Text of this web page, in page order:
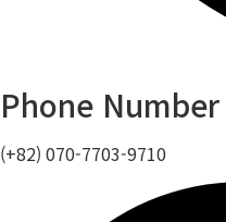
Phone Number
(+82) 070-7703-9710